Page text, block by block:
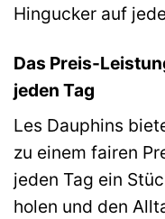
Hingucker auf
Das Preis-
jeden Tag
Les Dauphins
zu einem fairen
jeden Tag ein
holen und den